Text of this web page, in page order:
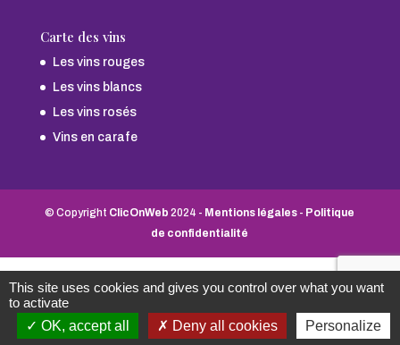
Carte des vins
Les vins rouges
Les vins blancs
Les vins rosés
Vins en carafe
© Copyright ClicOnWeb 2024 - Mentions légales - Politique
de confidentialité
This site uses cookies and gives you control over what you want
to activate
OK, accept all
Deny all cookies Personalize